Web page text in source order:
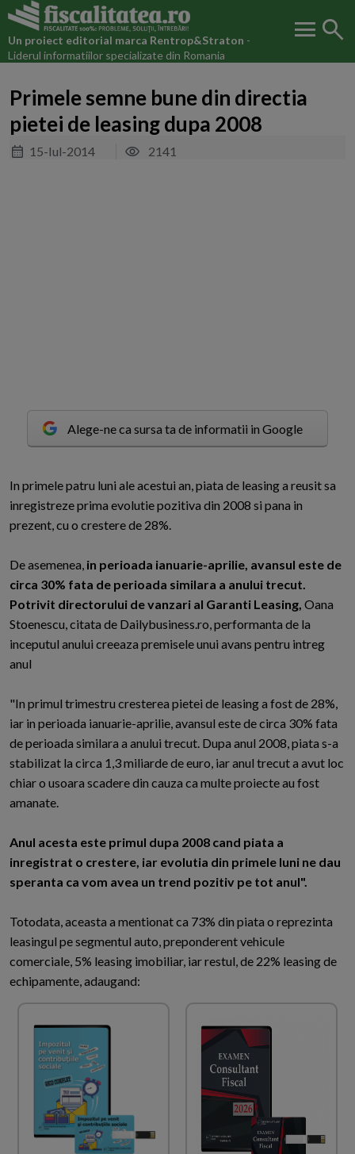
Un proiect editorial marca Rentrop&Straton -
Liderul informatiilor specializate din Romania
menu search
Primele semne bune din directia
pietei de leasing dupa 2008
15-Iul-2014 2141
Alege-ne ca sursa ta de informatii in Google
In primele patru luni ale acestui an, piata de leasing a reusit sa
inregistreze prima evolutie pozitiva din 2008 si pana in
prezent, cu o crestere de 28%.
De asemenea, in perioada ianuarie-aprilie, avansul este de
circa 30% fata de perioada similara a anului trecut.
Potrivit directorului de vanzari al Garanti Leasing, Oana
Stoenescu, citata de Dailybusiness.ro, performanta de la
inceputul anului creeaza premisele unui avans pentru intreg
anul
"In primul trimestru cresterea pietei de leasing a fost de 28%,
iar in perioada ianuarie-aprilie, avansul este de circa 30% fata
de perioada similara a anului trecut. Dupa anul 2008, piata s-a
stabilizat la circa 1,3 miliarde de euro, iar anul trecut a avut loc
chiar o usoara scadere din cauza ca multe proiecte au fost
amanate.
Anul acesta este primul dupa 2008 cand piata a
inregistrat o crestere, iar evolutia din primele luni ne dau
speranta ca vom avea un trend pozitiv pe tot anul".
Totodata, aceasta a mentionat ca 73% din piata o reprezinta
leasingul pe segmentul auto, preponderent vehicule
comerciale, 5% leasing imobiliar, iar restul, de 22% leasing de
echipamente, adaugand: